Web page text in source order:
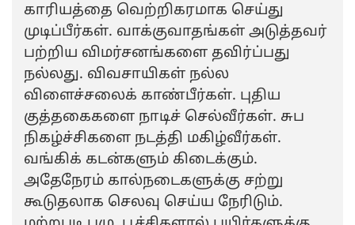
காரியத்தை வெற்றிகரமாக செய்து
முடிப்பீர்கள். வாக்குவாதங்கள் அடுத்தவர்
பற்றிய விமர்சனங்களை தவிர்ப்பது
நல்லது. விவசாயிகள் நல்ல
விளைச்சலைக் காண்பீர்கள். புதிய
குத்தகைகளை நாடிச் செல்வீர்கள். சுப
நிகழ்ச்சிகளை நடத்தி மகிழ்வீர்கள்.
வங்கிக் கடன்களும் கிடைக்கும்.
அதேநேரம் கால்நடைகளுக்கு சற்று
கூடுதலாக செலவு செய்ய நேரிடும்.